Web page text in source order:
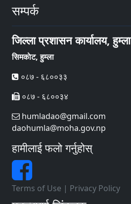
सम्पर्क
जिल्ला प्रशासन कार्यालय, हुम्ला
सिमकाेट, हुम्ला
०८७ - ६८००३३
०८७ - ६८००३४
humladao@gmail.com
daohumla@moha.gov.np
हामीलाई फलो गर्नुहोस्
Terms of Use | Privacy Policy